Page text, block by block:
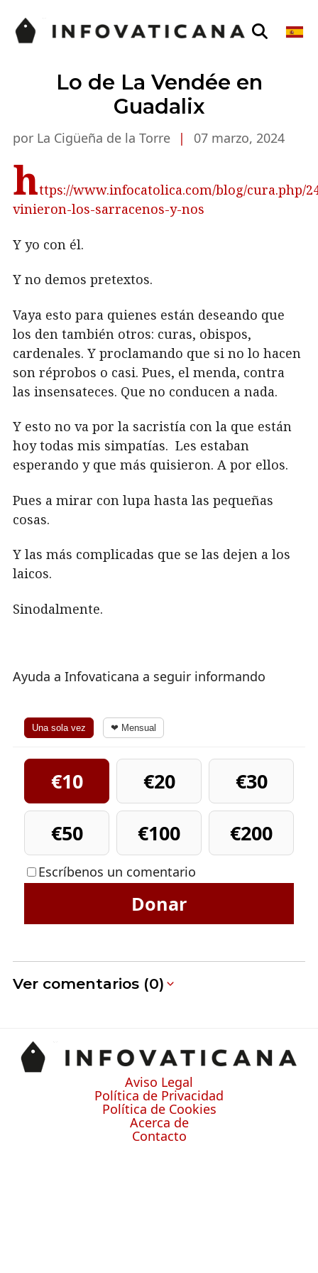
Lo de La Vendée en
Guadalix
por La Cigüeña de la Torre | 07 marzo, 2024
https://www.infocatolica.com/blog/cura.php/
vinieron-los-sarracenos-y-nos
Y yo con él.
Y no demos pretextos.
Vaya esto para quienes están deseando que
los den también otros: curas, obispos,
cardenales. Y proclamando que si no lo hacen
son réprobos o casi. Pues, el menda, contra
las insensateces. Que no conducen a nada.
Y esto no va por la sacristía con la que están
hoy todas mis simpatías. Les estaban
esperando y que más quisieron. A por ellos.
Pues a mirar con lupa hasta las pequeñas
cosas.
Y las más complicadas que se las dejen a los
laicos.
Sinodalmente.
Ayuda a Infovaticana a seguir informando
Una sola vez ❤ Mensual
€10 €20
€30
€50
€100 €200
Escríbenos un comentario
Donar
Ver comentarios (0)
Aviso Legal
Política de Privacidad
Política de Cookies
Acerca de
Contacto